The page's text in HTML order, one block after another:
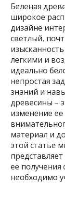
Беленая
широкое
дизайне
светлый,
легкими и
идеально
непростая
знаний и
древесины –
изменение
материал и
этой статье
ее
необходимо